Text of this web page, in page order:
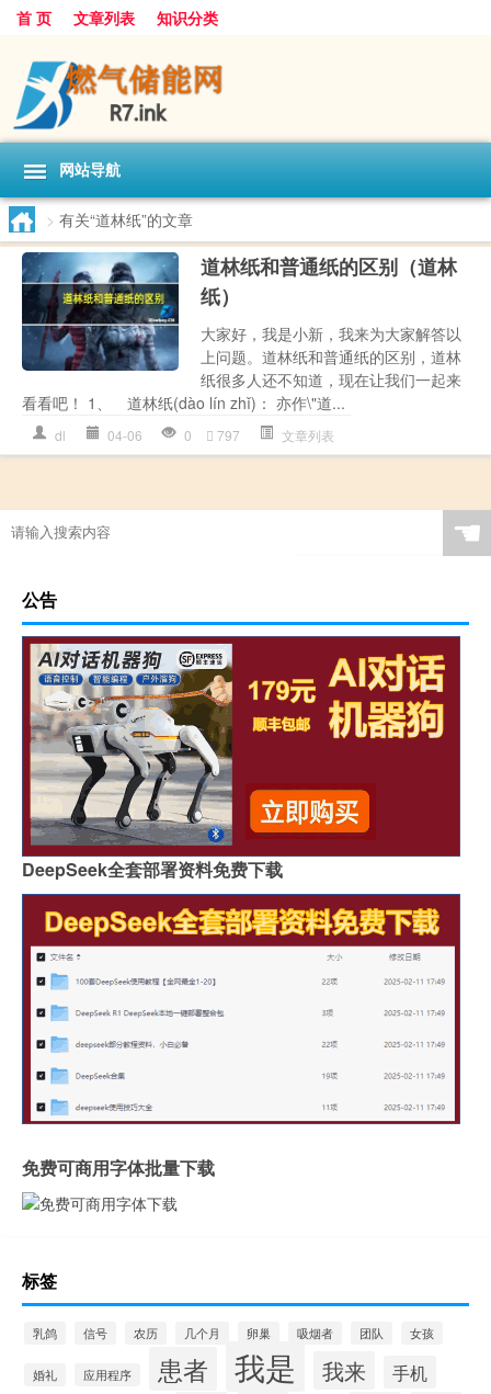
首 页 文章列表 知识分类
网站导航
> 有关“道林纸”的文章
道林纸和普通纸的区别（道林
纸）
大家好，我是小新，我来为大家解答以
上问题。道林纸和普通纸的区别，道林
纸很多人还不知道，现在让我们一起来
看看吧！ 1、 道林纸(dào lín zhǐ)： 亦作\"道...
dl 04-06 0 797 文章列表
☚
公告
DeepSeek全套部署资料免费下载
免费可商用字体批量下载
标签
乳鸽 信号 农历 几个月 卵巢 吸烟者 团队 女孩
婚礼 应用程序 患者 我是 我来 手机